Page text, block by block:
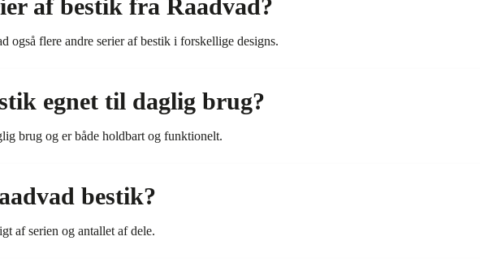
af bestik fra Raadvad?
også flere andre serier af bestik i forskellige designs.
egnet til daglig brug?
brug og er både holdbart og funktionelt.
bestik?
af serien og antallet af dele.